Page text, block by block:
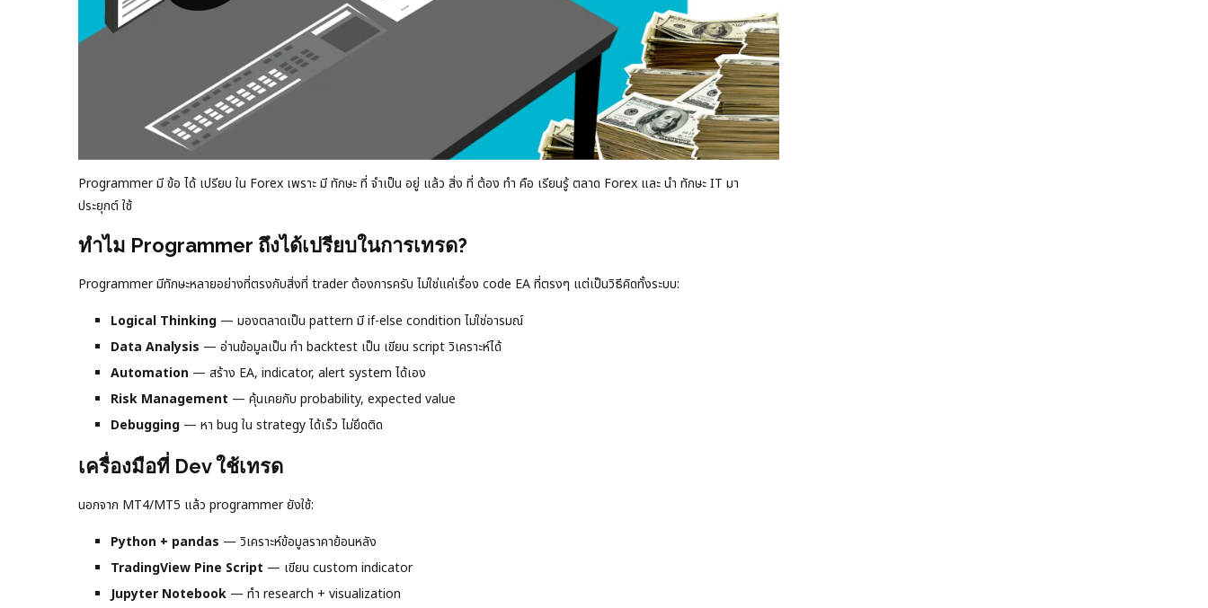
Programmer มี ข้อ ได้ เปรียบ ใน Forex เพราะ มี ทักษะ ที่ จำเป็น อยู่ แล้ว สิ่ง ที่ ต้อง ทำ คือ เรียนรู้ ตลาด Forex และ นำ ทักษะ IT มา
ประยุกต์ ใช้
ทำไม Programmer ถึงได้เปรียบในการเทรด?
Programmer มีทักษะหลายอย่างที่ตรงกับสิ่งที่ trader ต้องการครับ ไม่ใช่แค่เรื่อง code EA ที่ตรงๆ แต่เป็นวิธีคิดทั้งระบบ:
Logical Thinking — มองตลาดเป็น pattern มี if-else condition ไม่ใช่อารมณ์
Data Analysis — อ่านข้อมูลเป็น ทำ backtest เป็น เขียน script วิเคราะห์ได้
Automation — สร้าง EA, indicator, alert system ได้เอง
Risk Management — คุ้นเคยกับ probability, expected value
Debugging — หา bug ใน strategy ได้เร็ว ไม่ยึดติด
เครื่องมือที่ Dev ใช้เทรด
นอกจาก MT4/MT5 แล้ว programmer ยังใช้:
Python + pandas — วิเคราะห์ข้อมูลราคาย้อนหลัง
TradingView Pine Script — เขียน custom indicator
Jupyter Notebook — ทำ research + visualization